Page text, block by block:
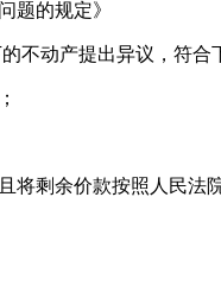
题的规定》
不动产提出异议，符
将剩余价款按照人民法